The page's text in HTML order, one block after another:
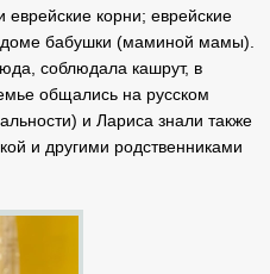
корни; еврейские
доме бабушки (маминой мамы).
соблюдала кашрут, в
общались на русском
и Лариса знали также
и другими родственниками